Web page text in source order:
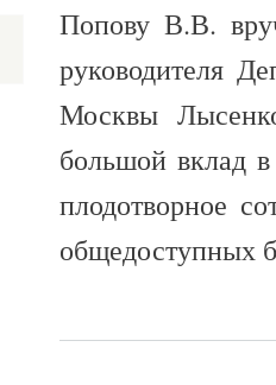
Попову В.В.
руководителя
Москвы
большой вклад
плодотворное
общедоступных